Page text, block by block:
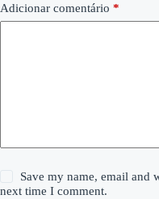
Adicionar comentário *
Save my name, email and
next time I comment.